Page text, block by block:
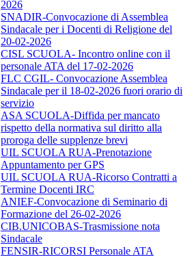
2026
SNADIR-Convocazione di Assemblea
Sindacale per i Docenti di Religione del
20-02-2026
CISL SCUOLA- Incontro online con il
personale ATA del 17-02-2026
FLC CGIL- Convocazione Assemblea
Sindacale per il 18-02-2026 fuori orario di
servizio
ASA SCUOLA-Diffida per mancato
rispetto della normativa sul diritto alla
proroga delle supplenze brevi
UIL SCUOLA RUA-Prenotazione
Appuntamento per GPS
UIL SCUOLA RUA-Ricorso Contratti a
Termine Docenti IRC
ANIEF-Convocazione di Seminario di
Formazione del 26-02-2026
CIB.UNICOBAS-Trasmissione nota
Sindacale
FENSIR-RICORSI Personale ATA